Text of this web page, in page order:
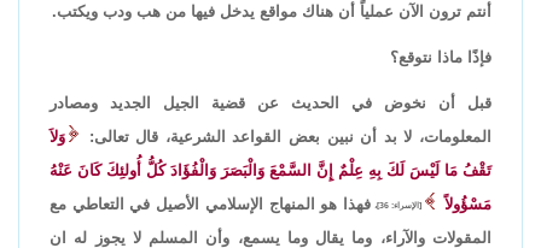
أنتم ترون الآن عملياً أن هناك مواقع يدخل فيها من هب ودب ويكتب.
فإذًا ماذا نتوقع؟
قبل أن نخوض في الحديث عن قضية الجيل الجديد ومصادر
المعلومات، لا بد أن نبين بعض القواعد الشرعية، قال تعالى:
وَلاَ
تَقْفُ مَا لَيْسَ لَكَ بِهِ عِلْمٌ إِنَّ السَّمْعَ وَالْبَصَرَ وَالْفُؤَادَ كُلُّ أُولئِكَ كَانَ عَنْهُ
مَسْؤُولاً
[الإسراء: 36]،
فهذا هو المنهاج الإسلامي الأصيل في التعاطي مع
المقولات والآراء، وما يقال وما يسمع، وأن المسلم لا يجوز له ان